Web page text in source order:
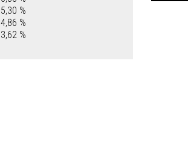
5,30 %
4,86 %
3,62 %